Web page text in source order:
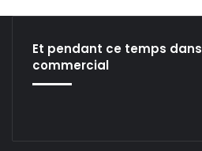
Et pendant ce temps
commercial